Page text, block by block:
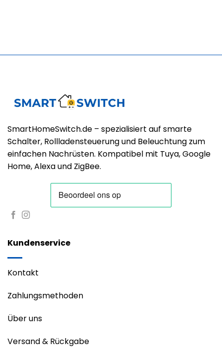
SmartHomeSwitch.de – spezialisiert auf smarte
Schalter, Rollladensteuerung und Beleuchtung zum
einfachen Nachrüsten. Kompatibel mit Tuya, Google
Home, Alexa und ZigBee.
Kundenservice
Kontakt
Zahlungsmethoden
Über uns
Versand & Rückgabe